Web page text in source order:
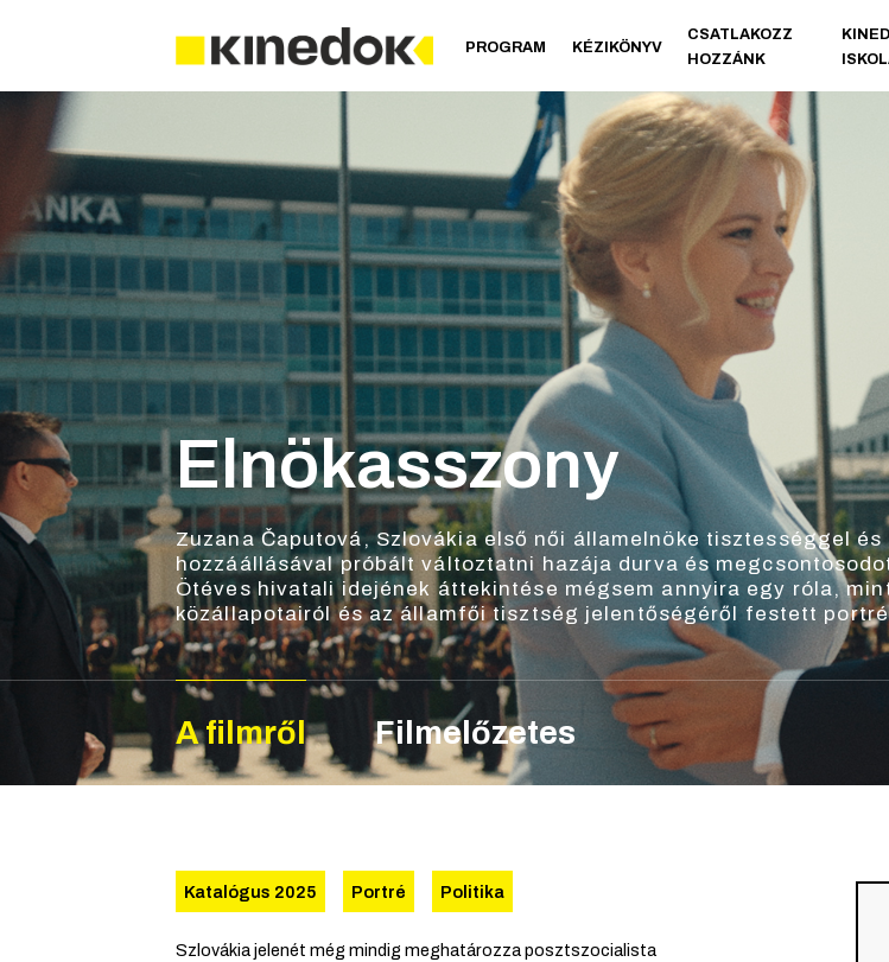
PROGRAM KÉZIKÖNYV
CSATLAKOZZ
HOZZÁNK
Elnökasszony
Zuzana Čaputová, Szlovákia első női államelnöke tisztességgel és
hozzáállásával próbált változtatni hazája durva és
Ötéves hivatali idejének áttekintése mégsem annyira egy róla,
közállapotairól és az államfői tisztség jelentőségéről festett
A filmről Filmelőzetes
Katalógus 2025 Portré Politika
Szlovákia jelenét még mindig meghatározza posztszocialista